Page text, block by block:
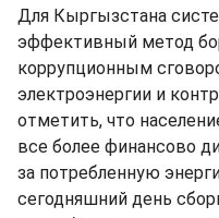
Для Кыргызстана
эффективный метод
коррупционным
электроэнергии и
отметить, что
все более финансово
за потребленную
сегодняшний день